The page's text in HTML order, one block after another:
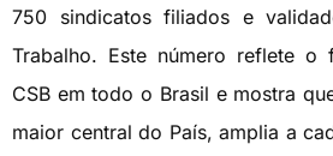
750 sindicatos filiados e
Trabalho. Este número reflete o
CSB em todo o Brasil e mostra
maior central do País, amplia a